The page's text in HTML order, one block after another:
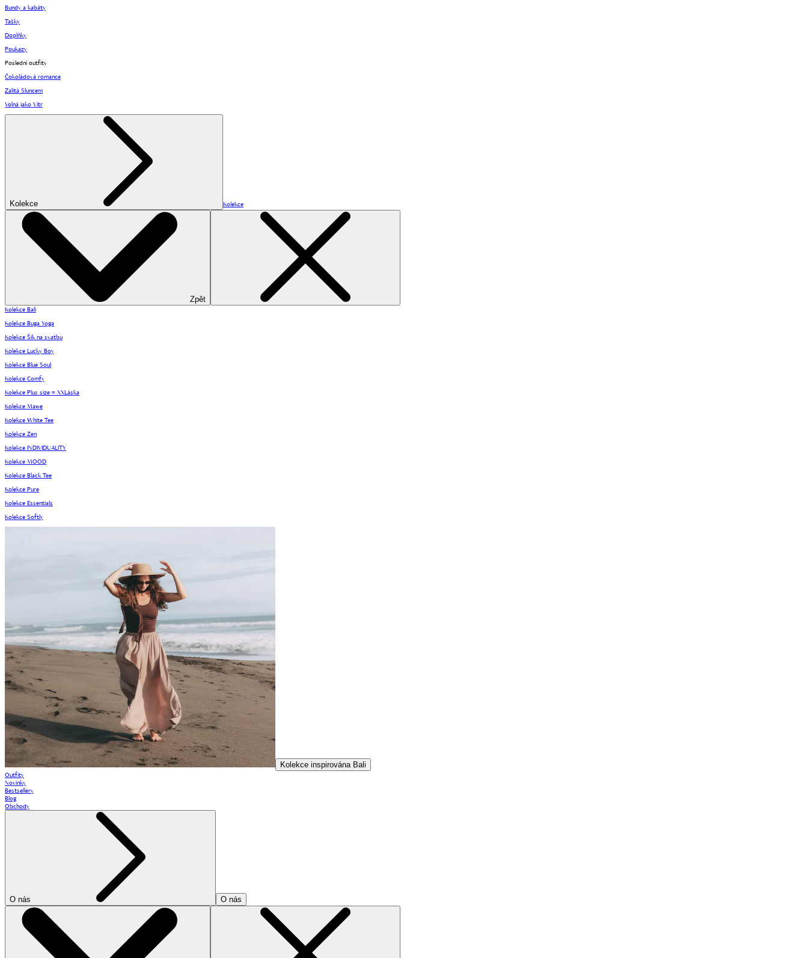
Bundy a kabáty
Tašky
Doplňky
Poukazy
Poslední outfity
Čokoládová romance
Zalitá Sluncem
Volná jako Vítr
Kolekce Kolekce
Zpět
Kolekce Bali
Kolekce Buga Yoga
Kolekce Šik na svatbu
Kolekce Lucky Boy
Kolekce Blue Soul
Kolekce Comfy
Kolekce Plus size = XXLáska
Kolekce Mawe
Kolekce White Tee
Kolekce Zen
Kolekce INDIVIDUALITY
Kolekce MOOD
Kolekce Black Tee
Kolekce Pure
Kolekce Essentials
Kolekce Softly
Kolekce inspirována Bali
Outfity
Novinky
Bestsellery
Blog
Obchody
O nás O nás